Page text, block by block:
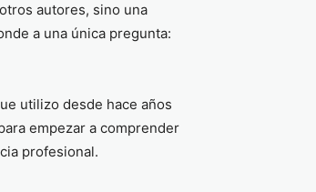
autores, sino una
a una única pregunta:
utilizo desde hace años
empezar a comprender
profesional.